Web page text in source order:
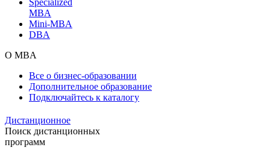
MBA
Mini-MBA
DBA
О MBA
Все о бизнес-образовании
Дополнительное образование
Подключайтесь к каталогу
Дистанционное
Поиск дистанционных
программ